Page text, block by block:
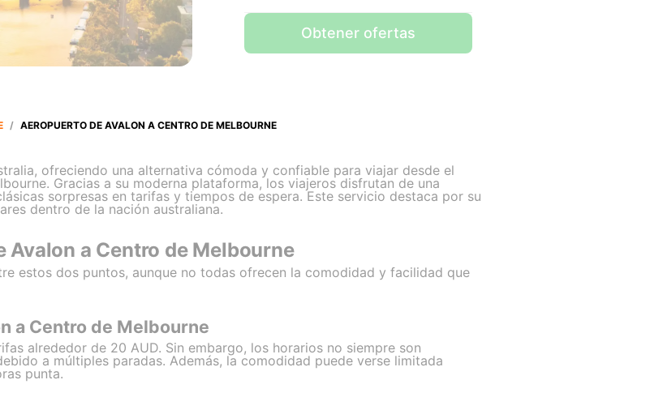
Obtener ofertas
/ AEROPUERTO DE AVALON A CENTRO DE MELBOURNE
ofreciendo una alternativa cómoda y confiable para viajar desde el
Gracias a su moderna plataforma, los viajeros disfrutan de una
sorpresas en tarifas y tiempos de espera. Este servicio destaca por su
dentro de la nación australiana.
a Centro de Melbourne
estos dos puntos, aunque no todas ofrecen la comodidad y facilidad que
a Centro de Melbourne
alrededor de 20 AUD. Sin embargo, los horarios no siempre son
a múltiples paradas. Además, la comodidad puede verse limitada
punta.